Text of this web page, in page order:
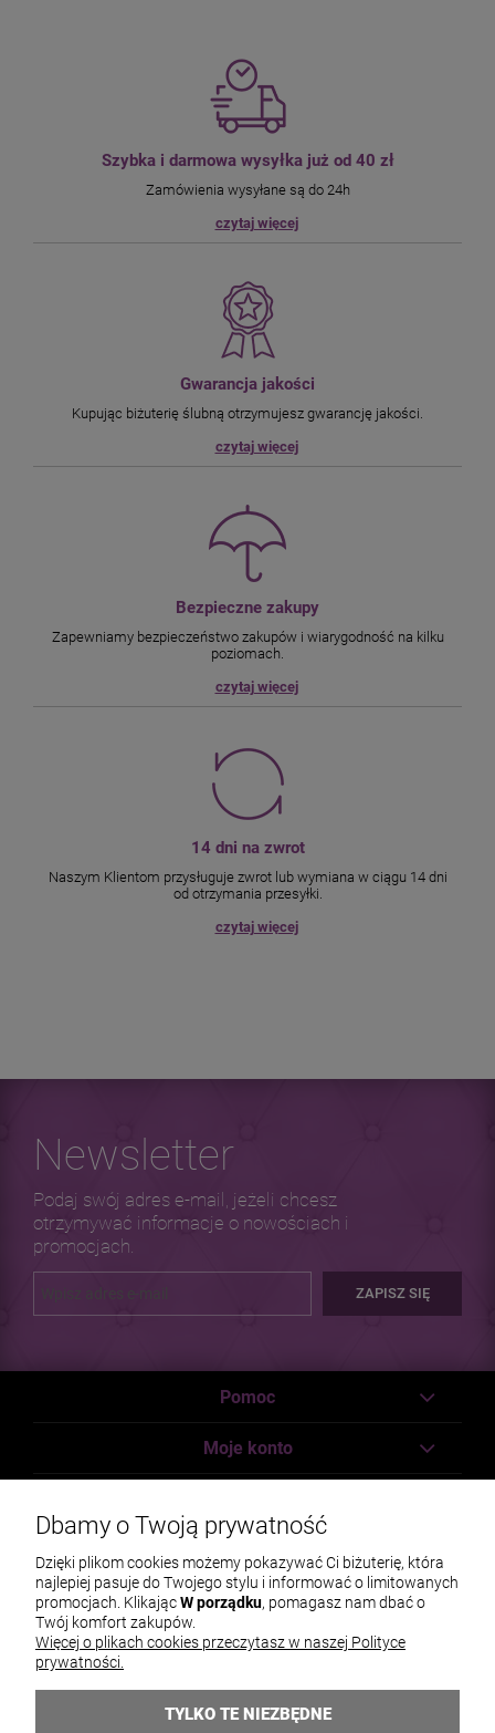
Szybka i darmowa wysyłka już od 40 zł
Zamówienia wysyłane są do 24h
czytaj więcej
Gwarancja jakości
Kupując biżuterię ślubną otrzymujesz gwarancję jakości.
czytaj więcej
Bezpieczne zakupy
Zapewniamy bezpieczeństwo zakupów i wiarygodność na kilku
poziomach.
czytaj więcej
14 dni na zwrot
Naszym Klientom przysługuje zwrot lub wymiana w ciągu 14 dni
od otrzymania przesyłki.
czytaj więcej
Newsletter
Podaj swój adres e-mail, jeżeli chcesz
otrzymywać informacje o nowościach i
promocjach.
ZAPISZ SIĘ
Pomoc
Moje konto
O nas
Dbamy o Twoją prywatność
Dzięki plikom cookies możemy pokazywać Ci biżuterię, która
najlepiej pasuje do Twojego stylu i informować o limitowanych
promocjach. KlikającW porządku, pomagasz nam dbać o
Twój komfort zakupów.
Więcej o plikach cookies przeczytasz w naszej Polityce
prywatności.
TYLKO TE NIEZBĘDNE